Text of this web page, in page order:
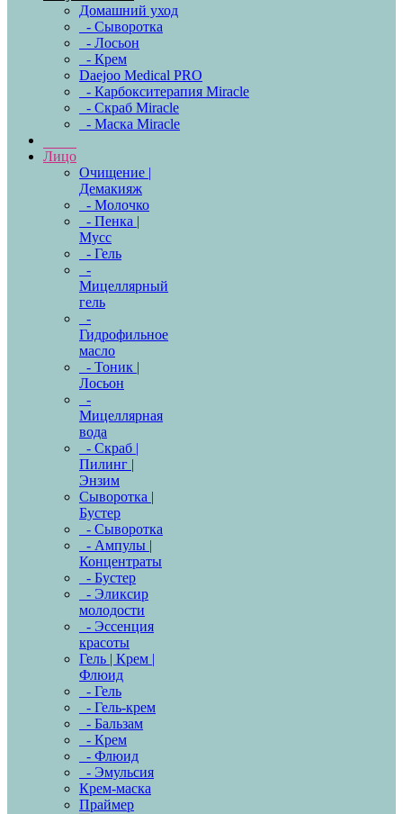
Домашний уход
- Сыворотка
- Лосьон
- Крем
Daejoo Medical PRO
- Карбокситерапия Miracle
- Скраб Miracle
- Маска Miracle
Лицо
Очищение |
Демакияж
- Молочко
- Пенка |
Мусс
- Гель
-
Мицеллярный
гель
-
Гидрофильное
масло
- Тоник |
Лосьон
-
Мицеллярная
вода
- Скраб |
Пилинг |
Энзим
Сыворотка |
Бустер
- Сыворотка
- Ампулы |
Концентраты
- Бустер
- Эликсир
молодости
- Эссенция
красоты
Гель | Крем |
Флюид
- Гель
- Гель-крем
- Бальзам
- Крем
- Флюид
- Эмульсия
Крем-маска
Праймер